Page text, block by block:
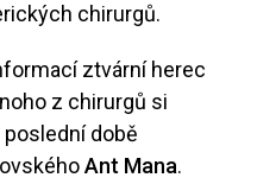
chirurgů.
ztvární herec
z chirurgů si
poslední době
Ant Mana.